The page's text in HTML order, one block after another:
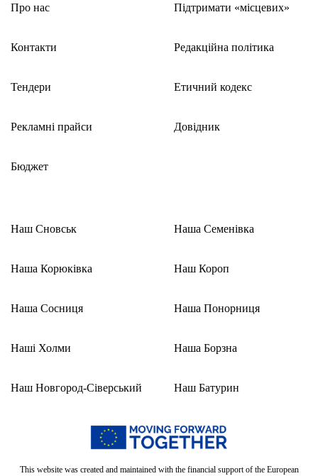
Про нас
Контакти
Тендери
Рекламні прайси
Бюджет
Підтримати «місцевих»
Редакційна політика
Етичний кодекс
Довідник
Наш Сновськ
Наша Корюківка
Наша Сосниця
Наші Холми
Наш Новгород-Сіверський
Наша Семенівка
Наш Короп
Наша Понорниця
Наша Борзна
Наш Батурин
This website was created and maintained with the financial support of the European